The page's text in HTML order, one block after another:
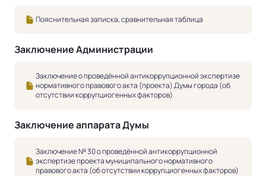
Пояснительная записка, сравнительная таблица
Заключение Администрации
Заключение о проведённой антикоррупционной экспертизе
нормативного правового акта (проекта) Думы города (об
отсутствии коррупциогенных факторов)
Заключение аппарата Думы
Заключение № 30 о проведённой антикоррупционной
экспертизе проекта муниципального нормативного
правового акта (об отсутствии коррупциогенных факторов)